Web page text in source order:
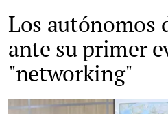
Los autónomos
ante su primer
"networking"